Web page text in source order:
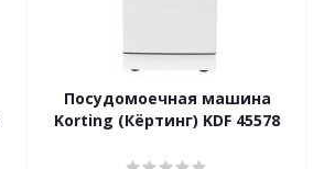
Посудомоечная машина
Korting (Кёртинг) KDF 45578